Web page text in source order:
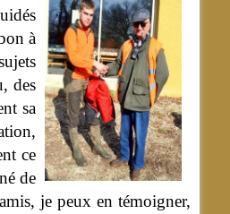
à
des
sa
ce
de
je peux en témoigner,